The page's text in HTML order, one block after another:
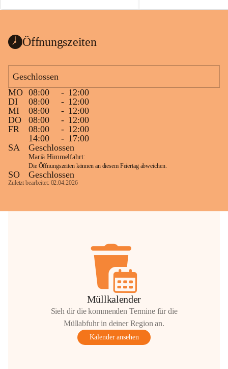
a
a
Öffnungszeiten
Geschlossen
MO 08:00 - 12:00
DI
08:00 - 12:00
MI
08:00 - 12:00
DO
08:00 - 12:00
FR
08:00 - 12:00
14:00
- 17:00
SA
Geschlossen
Mariä Himmelfahrt:
Die Öffnungszeiten können an diesem Feiertag abweichen.
SO Geschlossen
Zuletzt bearbeitet: 02.04.2026
Müllkalender
Sieh dir die kommenden Termine für die
Müllabfuhr in deiner Region an.
Kalender ansehen